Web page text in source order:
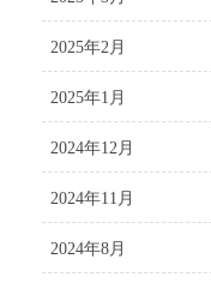
2025年2月
2025年1月
2024年12月
2024年11月
2024年8月